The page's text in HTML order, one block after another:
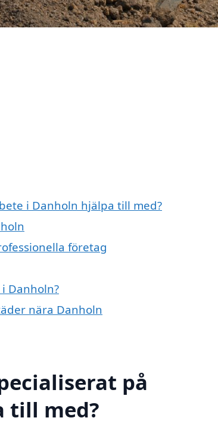
i Danholn hjälpa till med?
företag
Danholn?
nära Danholn
på
till med?